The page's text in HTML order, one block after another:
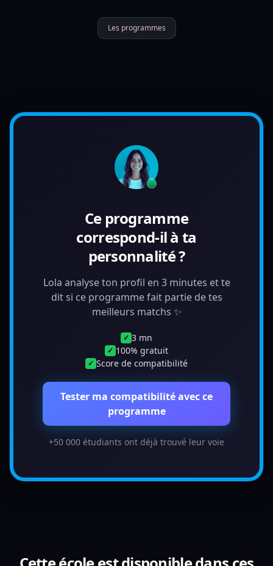
Les programmes
Ce programme
correspond-il à ta
personnalité ?
Lola analyse ton profil en 3 minutes et te
dit si ce programme fait partie de tes
meilleurs matchs ✨
✓ 3 mn
✓ 100% gratuit
✓ Score de compatibilité
Tester ma compatibilité avec ce
programme
+50 000 étudiants ont déjà trouvé leur voie